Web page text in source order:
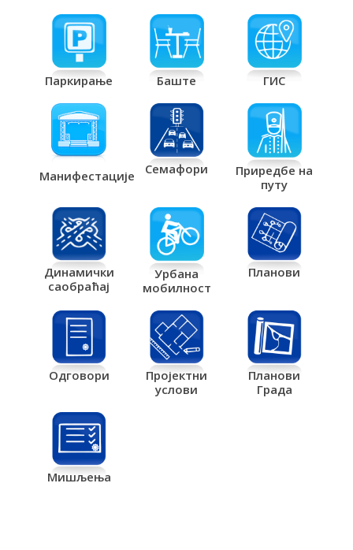
Паркирање Баште ГИС
Манифестације Семафори
Приредбе на
путу
Динамички
саобраћај
Урбана
мобилност
Планови
Одговори
Пројектни
услови
Планови
Града
Мишљења